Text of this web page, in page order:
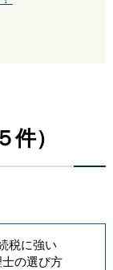
）
税に強い
士の選び方